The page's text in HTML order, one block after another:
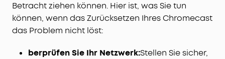
Betracht ziehen können. Hier ist, was Sie tun
können, wenn das Zurücksetzen Ihres Chromecast
das Problem nicht löst:
berprüfen Sie Ihr Netzwerk:Stellen Sie sicher,